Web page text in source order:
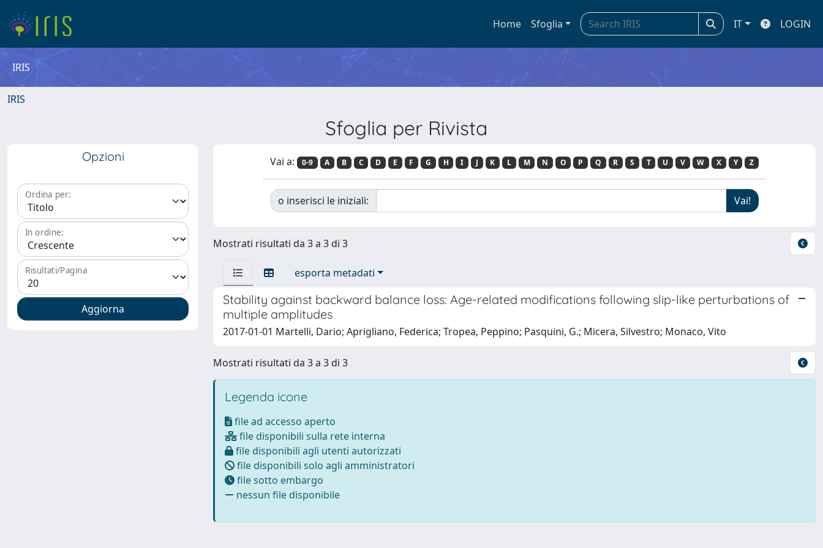
Home Sfoglia IT LOGIN
IRIS
IRIS
Sfoglia per Rivista
Opzioni
Ordina per:
In ordine:
Risultati/Pagina
Vai a: 0-9 A B C D E F G H I J K L M N O P Q R S T U V W X Y Z
o inserisci le iniziali:
Mostrati risultati da 3 a 3 di 3
esporta metadati
Stability against backward balance loss: Age-related modifications following slip-like perturbations of
multiple amplitudes
2017-01-01 Martelli, Dario; Aprigliano, Federica; Tropea, Peppino; Pasquini, G.; Micera, Silvestro; Monaco, Vito
Mostrati risultati da 3 a 3 di 3
Legenda icone
file ad accesso aperto
file disponibili sulla rete interna
file disponibili agli utenti autorizzati
file disponibili solo agli amministratori
file sotto embargo
nessun file disponibile